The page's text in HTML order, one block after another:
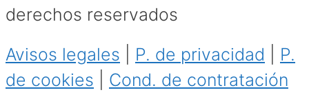
derechos reservados
Avisos legales
P. de privacidad
P.
de cookies
Cond. de contratación